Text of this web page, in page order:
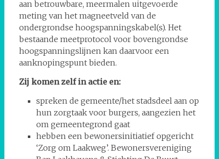
aan betrouwbare, meermalen uitgevoerde
meting van het magneetveld van de
ondergrondse hoogspanningskabel(s). Het
bestaande meetprotocol voor bovengrondse
hoogspanningslijnen kan daarvoor een
aanknopingspunt bieden.
Zij komen zelf in actie en:
spreken de gemeente/het stadsdeel aan op
hun zorgtaak voor burgers, aangezien het
om gemeentegrond gaat
hebben een bewonersinitiatief opgericht
‘Zorg om Laakweg’. Bewonersvereniging